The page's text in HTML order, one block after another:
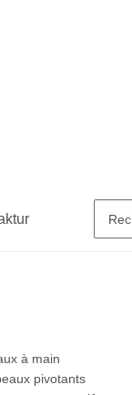
à main
pivotants